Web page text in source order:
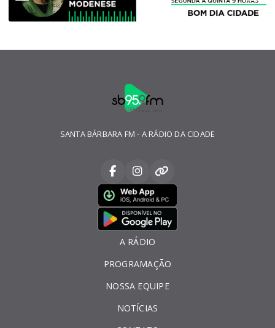
SANTA BÁRBARA FM - A RÁDIO DA CIDADE
A RÁDIO
PROGRAMAÇÃO
NOSSA EQUIPE
NOTÍCIAS